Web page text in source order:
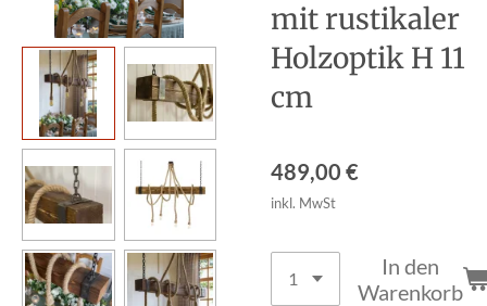
mit rustikaler
Holzoptik H 11
cm
489,00 €
inkl. MwSt
In den
Warenkorb